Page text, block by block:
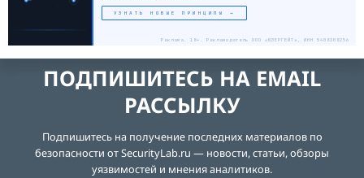
УЗНАТЬ НОВЫЕ ПРИНЦИПЫ →
Реклама. 18+. Рекламодатель ООО «ЮЗЕРГЕЙТ», ИНН 5408308256
ПОДПИШИТЕСЬ НА EMAIL
РАССЫЛКУ
Подпишитесь на получение последних материалов по
безопасности от SecurityLab.ru — новости, статьи, обзоры
уязвимостей и мнения аналитиков.